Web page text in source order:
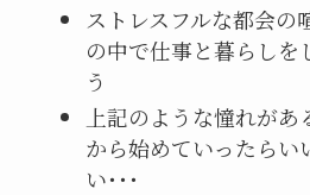
ストレスフルな都会の
の中で仕事と暮らしを
う
上記のような憧れが
から始めていったらい
い･･･